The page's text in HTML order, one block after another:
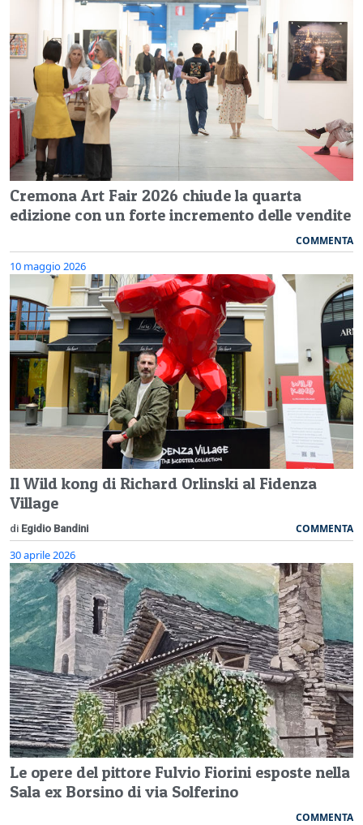
Cremona Art Fair 2026 chiude la quarta
edizione con un forte incremento delle vendite
COMMENTA
10 maggio 2026
Il Wild kong di Richard Orlinski al Fidenza
Village
di Egidio Bandini COMMENTA
30 aprile 2026
Le opere del pittore Fulvio Fiorini esposte nella
Sala ex Borsino di via Solferino
COMMENTA